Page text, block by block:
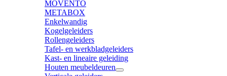
MOVENTO
METABOX
Enkelwandig
Kogelgeleiders
Rollengeleiders
Tafel- en werkbladgeleiders
Kast- en lineaire geleiding
Houten meubeldeuren